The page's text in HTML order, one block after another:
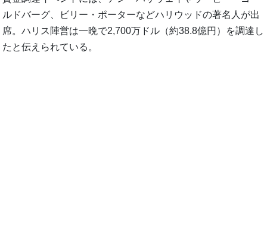
ルドバーグ、ビリー・ポーターなどハリウッドの著名人が出
席。ハリス陣営は一晩で2,700万ドル（約38.8億円）を調達し
たと伝えられている。